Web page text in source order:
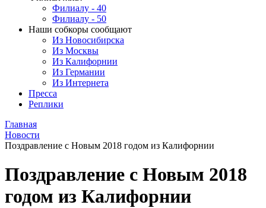
Филиалу - 40
Филиалу - 50
Наши собкоры сообщают
Из Новосибирска
Из Москвы
Из Калифорнии
Из Германии
Из Интернета
Пресса
Реплики
Главная
Новости
Поздравление с Новым 2018 годом из Калифорнии
Поздравление с Новым 2018
годом из Калифорнии